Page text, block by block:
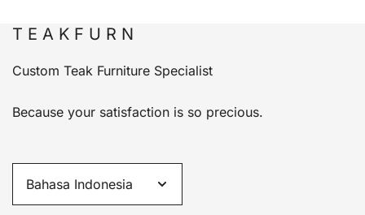
T E A K F U R N
Custom Teak Furniture Specialist
Because your satisfaction is so precious.